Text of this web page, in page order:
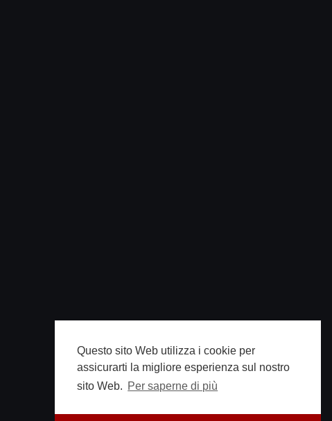
Questo sito Web utilizza i cookie per
assicurarti la migliore esperienza sul nostro
sito Web. Per saperne di più